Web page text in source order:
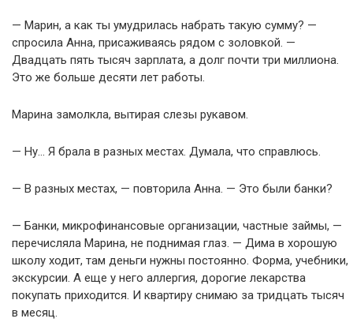
— Марин, а как ты умудрилась набрать такую сумму? —
спросила Анна, присаживаясь рядом с золовкой. —
Двадцать пять тысяч зарплата, а долг почти три миллиона.
Это же больше десяти лет работы.
Марина замолкла, вытирая слезы рукавом.
— Ну… Я брала в разных местах. Думала, что справлюсь.
— В разных местах, — повторила Анна. — Это были банки?
— Банки, микрофинансовые организации, частные займы, —
перечисляла Марина, не поднимая глаз. — Дима в хорошую
школу ходит, там деньги нужны постоянно. Форма, учебники,
экскурсии. А еще у него аллергия, дорогие лекарства
покупать приходится. И квартиру снимаю за тридцать тысяч
в месяц.